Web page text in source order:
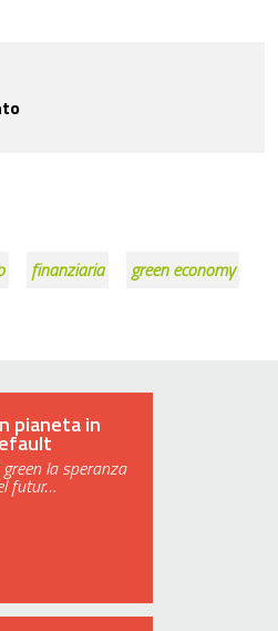
finanziaria green economy
pianeta in
green la speranza
futur…